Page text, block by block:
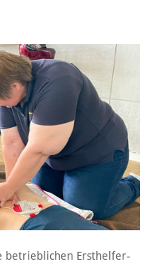
betrieblichen Ersthelfer-